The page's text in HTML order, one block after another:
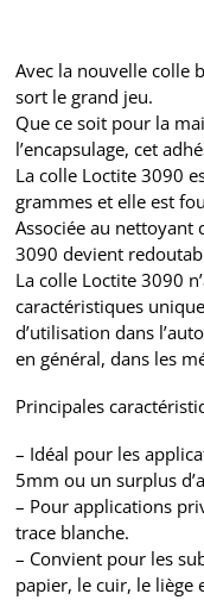
Avec la nouvelle colle
sort le grand jeu.
Que ce soit pour la
l’encapsulage, cet
La colle Loctite 3090
grammes et elle est
Associée au nettoyant
3090 devient
La colle Loctite 3090
caractéristiques
d’utilisation dans
en général, dans les
Principales
– Idéal pour les
5mm ou un surplus
– Pour applications
trace blanche.
– Convient pour les
papier, le cuir, le liège